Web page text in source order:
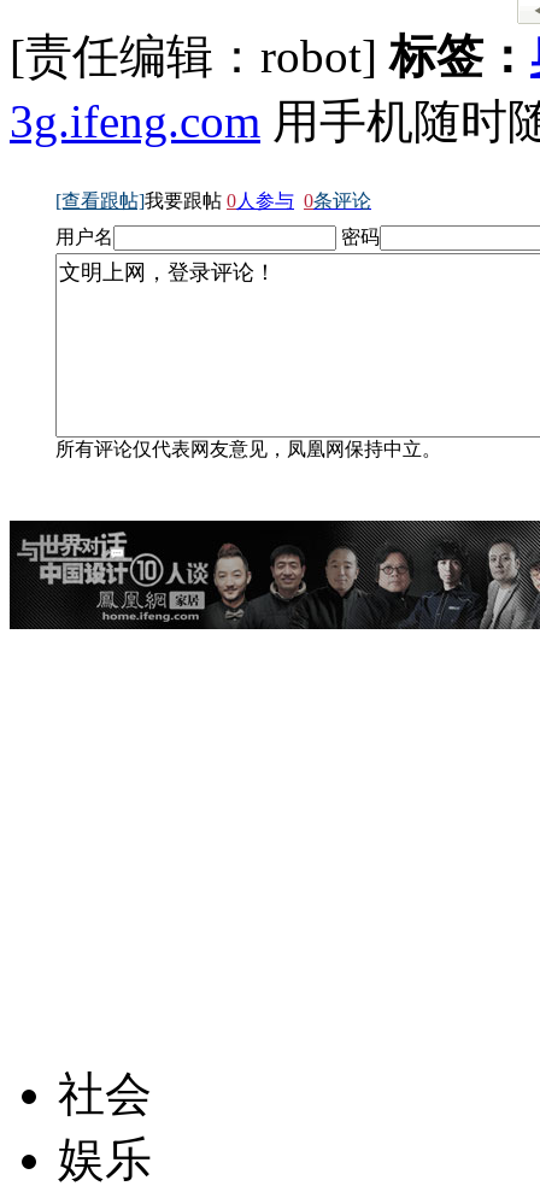
[责任编辑：robot]标签：
3g.ifeng.com 用手机随时
[查看跟帖]我要跟帖 0人参与 0条评论
用户名
密码
所有评论仅代表网友意见，凤凰网保持中立。
社会
娱乐